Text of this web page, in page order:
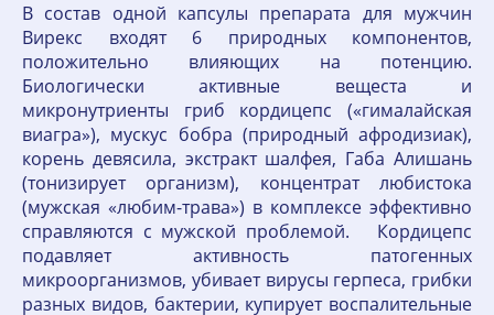
В состав одной капсулы препарата для мужчин
Вирекс входят 6 природных компонентов,
положительно влияющих на потенцию.
Биологически активные вещеста и
микронутриенты гриб кордицепс («гималайская
виагра»), мускус бобра (природный афродизиак),
корень девясила, экстракт шалфея, Габа Алишань
(тонизирует организм), концентрат любистока
(мужская «любим-трава») в комплексе эффективно
справляются с мужской проблемой. Кордицепс
подавляет активность патогенных
микроорганизмов, убивает вирусы герпеса, грибки
разных видов, бактерии, купирует воспалительные